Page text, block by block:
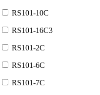
RS101-10C
RS101-16C3
RS101-2C
RS101-6C
RS101-7C